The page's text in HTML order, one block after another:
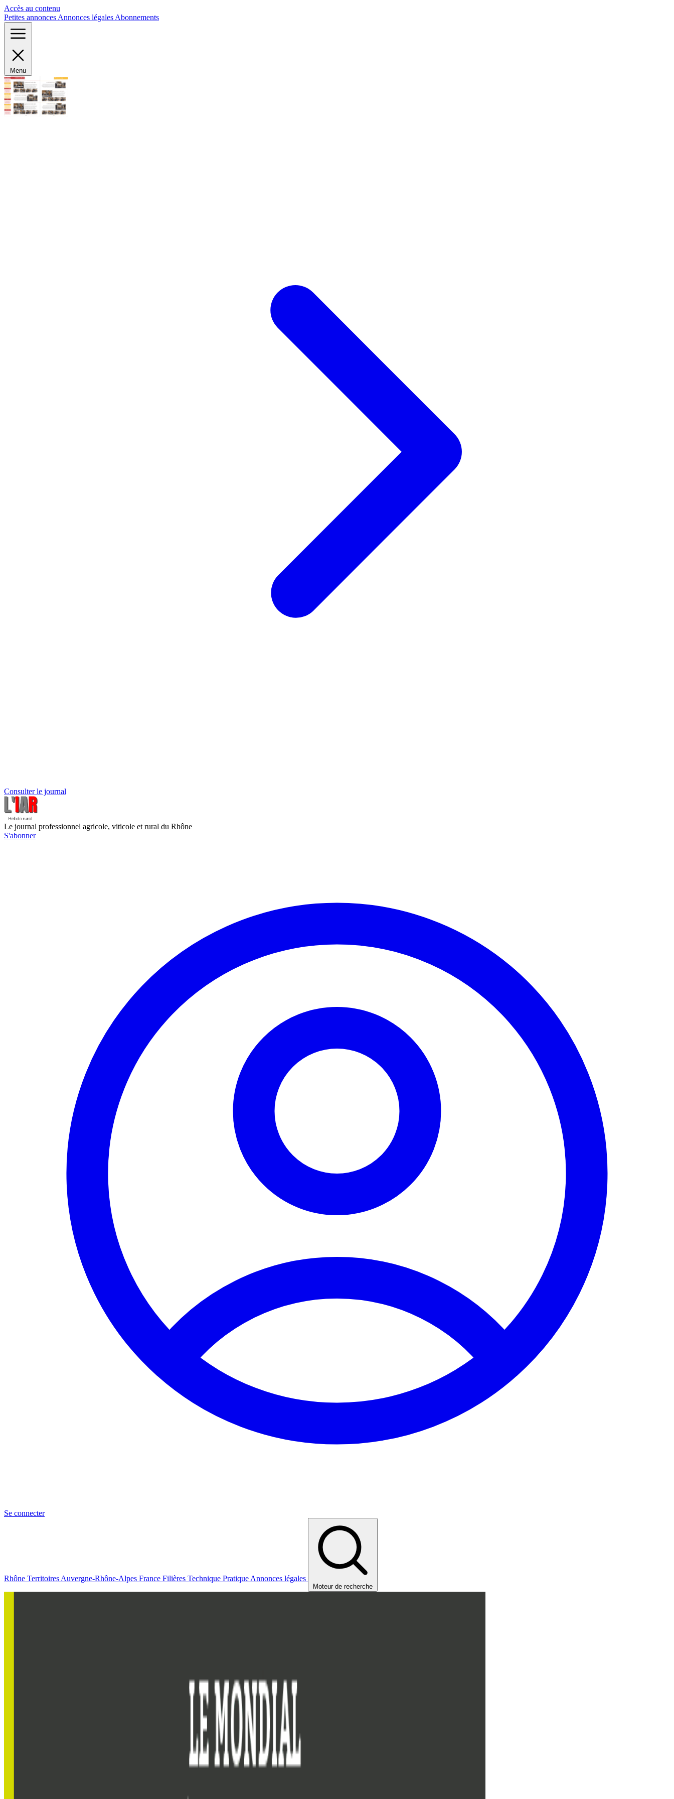
Accès au contenu
Petites annonces Annonces légales Abonnements
Menu
Consulter le journal
Le journal professionnel agricole, viticole et rural du Rhône
S'abonner
Se connecter
Rhône Territoires Auvergne-Rhône-Alpes France Filières Technique Pratique Annonces légales
Moteur de recherche
Panneau de gestion des cookies